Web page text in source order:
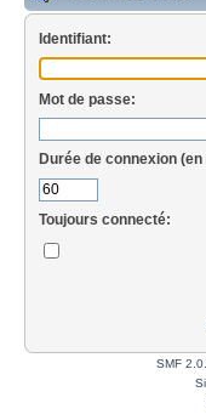
Identifiant:
Mot de passe:
Durée de connexion
Toujours connecté:
SMF